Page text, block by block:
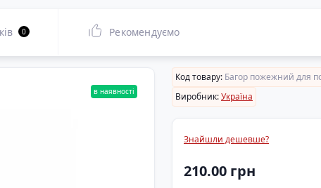
0 Рекомендуємо
в наявності
Код товару: Багор пожежний для
Виробник:Україна
Знайшли дешевше?
210.00 грн